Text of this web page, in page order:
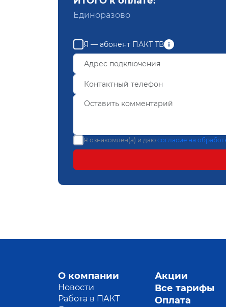
Единоразово
Я — абонент ПАКТ ТВ
Я ознакомлен(а) и даю согласие на
О компании
Новости
Работа в ПАКТ
Акции
Все тарифы
Оплата